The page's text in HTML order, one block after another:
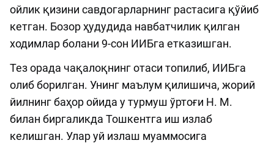
ойлик қизини савдогарларнинг растасига қўйиб
кетган. Бозор ҳудудида навбатчилик қилган
ходимлар болани 9-сон ИИБга етказишган.
Тез орада чақалоқнинг отаси топилиб, ИИБга
олиб борилган. Унинг маълум қилишича, жорий
йилнинг баҳор ойида у турмуш ўртоғи Н. М.
билан биргаликда Тошкентга иш излаб
келишган. Улар уй излаш муаммосига